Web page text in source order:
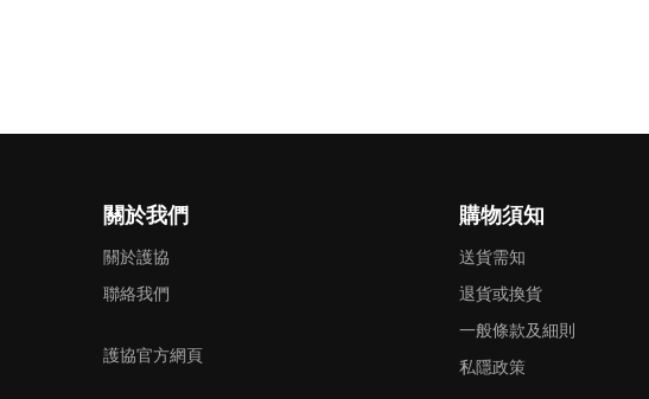
望
關於我們
關於護協
聯絡我們
護協官方網頁
購物須知
送貨需知
退貨或換貨
一般條款及細則
私隱政策